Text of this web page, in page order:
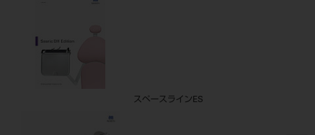
スペースラインES